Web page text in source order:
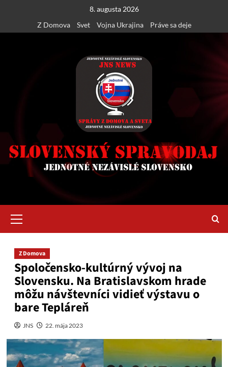
content
8. augusta 2026
Z Domova
Svet Vojna Ukrajina Práve sa deje
Menu
Z Domova
Spoločensko-kultúrný vývoj na
Slovensku. Na Bratislavskom hrade
môžu návštevníci vidieť výstavu o
bare Tepláreň
JNS 22. mája 2023